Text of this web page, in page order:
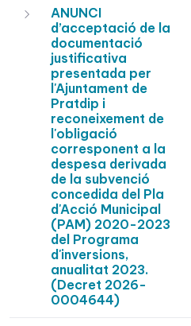
ANUNCI
d’acceptació de la
documentació
justificativa
presentada per
l'Ajuntament de
Pratdip i
reconeixement de
l'obligació
corresponent a la
despesa derivada
de la subvenció
concedida del Pla
d'Acció Municipal
(PAM) 2020-2023
del Programa
d'inversions,
anualitat 2023.
(Decret 2026-
0004644)